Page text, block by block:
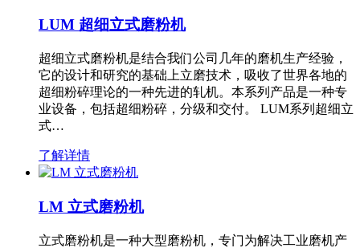
LUM 超细立式磨粉机
超细立式磨粉机是结合我们公司几年的磨机生产经验，
它的设计和研究的基础上立磨技术，吸收了世界各地的
超细粉碎理论的一种先进的轧机。本系列产品是一种专
业设备，包括超细粉碎，分级和交付。 LUM系列超细立
式…
了解详情
LM 立式磨粉机
立式磨粉机是一种大型磨粉机，专门为解决工业磨机产